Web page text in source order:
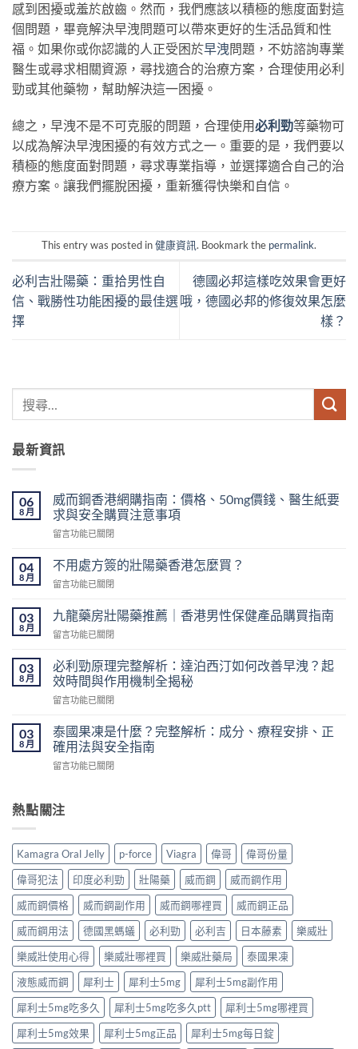
感到困擾或羞於啟齒。然而，我們應該以積極的態度面對這
個問題，畢竟解決早洩問題可以帶來更好的生活品質和性
福。如果你或你認識的人正受困於早洩問題，不妨諮詢專業
醫生或尋求相關資源，尋找適合的治療方案，合理使用必利
勁或其他藥物，幫助解決這一困擾。
總之，早洩不是不可克服的問題，合理使用必利勁等藥物可
以成為解決早洩困擾的有效方式之一。重要的是，我們要以
積極的態度面對問題，尋求專業指導，並選擇適合自己的治
療方案。讓我們擺脫困擾，重新獲得快樂和自信。
This entry was posted in健康資訊. Bookmark the permalink.
必利吉壯陽藥：重拾男性自
信、戰勝性功能困擾的最佳選
擇
德國必邦這樣吃效果會更好
哦，德國必邦的修復效果怎麼
樣？
最新資訊
06
8 月
威而鋼香港網購指南：價格、50mg價錢、醫生紙要
求與安全購買注意事項
在
而
鋼
香
網
購
指
價
格、
50mg
錢、
醫
生
紙
與
安
購
買
注
意
事
項〉
中
留言功能已關閉
04
8 月
不用處方簽的壯陽藥香港怎麼買？
在
用
處
方
的
壯
藥
港
怎
麼
買？〉
留言功能已關閉
03
8 月
九龍藥房壯陽藥推薦｜香港男性保健產品購買指南
在
龍
藥
房
壯
藥
推
薦
｜
男
健
產
品
購
買
指
南〉
中
留言功能已關閉
03
8 月
必利勁原理完整解析：達泊西汀如何改善早洩？起
效時間與作用機制全揭秘
在
利
勁
原
理
解
西
汀
如
何
改
善
早
洩？
起
效
時
間
與
作
留言功能已關閉
03
8 月
泰國果凍是什麼？完整解析：成分、療程安排、正
確用法與安全指南
在
果
凍
什
麼？
完
整
解
析：
成
分、
療
程
安
排、
正
確
用
留言功能已關閉
熱點關注
Kamagra Oral Jelly p-force Viagra 偉哥
偉哥份量
偉哥犯法
印度必利勁 壯陽藥 威而鋼
威而鋼作用
威而鋼價格
威而鋼副作用 威而鋼哪裡買
威而鋼正品
威而鋼用法
德國黑螞蟻 必利勁 必利吉 日本藤素
樂威壯
樂威壯使用心得
樂威壯哪裡買 樂威壯藥局
泰國果凍
液態威而鋼
犀利士 犀利士5mg
犀利士5mg副作用
犀利士5mg吃多久
犀利士5mg吃多久ptt
犀利士5mg哪裡買
犀利士5mg效果
犀利士5mg正品 犀利士5mg每日錠